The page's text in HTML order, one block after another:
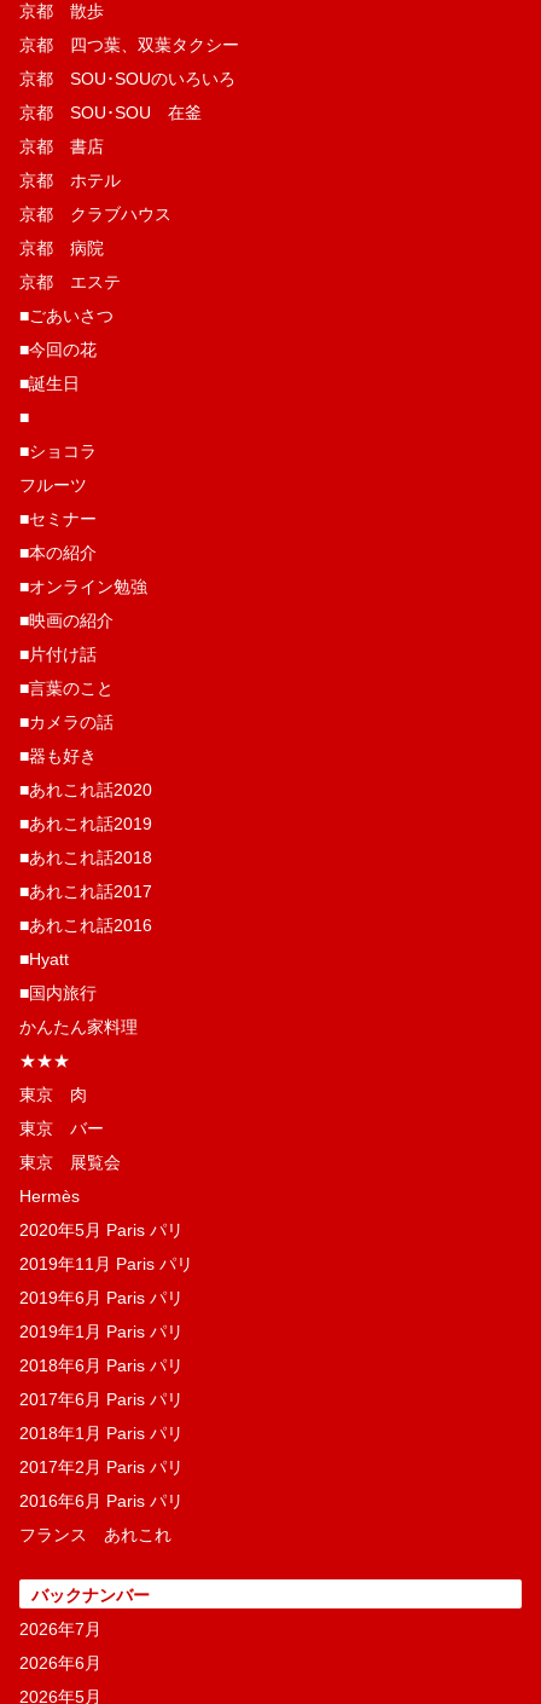
京都 散歩
京都 四つ葉、双葉タクシー
京都 SOU･SOUのいろいろ
京都 SOU･SOU 在釜
京都 書店
京都 ホテル
京都 クラブハウス
京都 病院
京都 エステ
■ごあいさつ
■今回の花
■誕生日
■
■ショコラ
フルーツ
■セミナー
■本の紹介
■オンライン勉強
■映画の紹介
■片付け話
■言葉のこと
■カメラの話
■器も好き
■あれこれ話2020
■あれこれ話2019
■あれこれ話2018
■あれこれ話2017
■あれこれ話2016
■Hyatt
■国内旅行
かんたん家料理
★★★
東京 肉
東京 バー
東京 展覧会
Hermès
2020年5月 Paris パリ
2019年11月 Paris パリ
2019年6月 Paris パリ
2019年1月 Paris パリ
2018年6月 Paris パリ
2017年6月 Paris パリ
2018年1月 Paris パリ
2017年2月 Paris パリ
2016年6月 Paris パリ
フランス あれこれ
バックナンバー
2026年7月
2026年6月
2026年5月